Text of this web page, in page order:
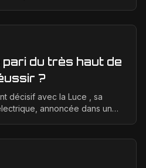
du très haut de
?
décisif avec la Luce , sa
annoncée dans un